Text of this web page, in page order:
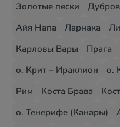
Золотые пески
Айя Напа
Ларнака
Карловы Вары
Прага
о. Крит – Ираклион
о.
Рим
Коста Брава
о. Тенерифе (Канары)